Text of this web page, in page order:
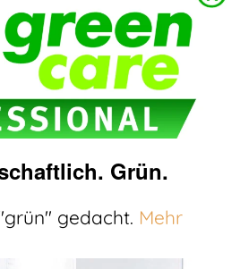
Grün.
gedacht. Mehr